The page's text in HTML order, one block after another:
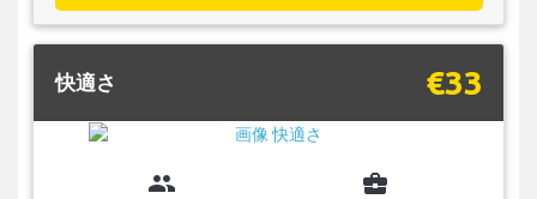
快適さ €33
group business_center